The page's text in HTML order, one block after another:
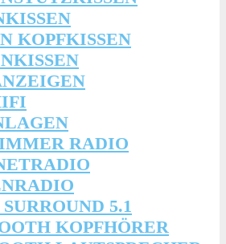
KOPFKISSEN
RADIO
5.1
KOPFHÖRER